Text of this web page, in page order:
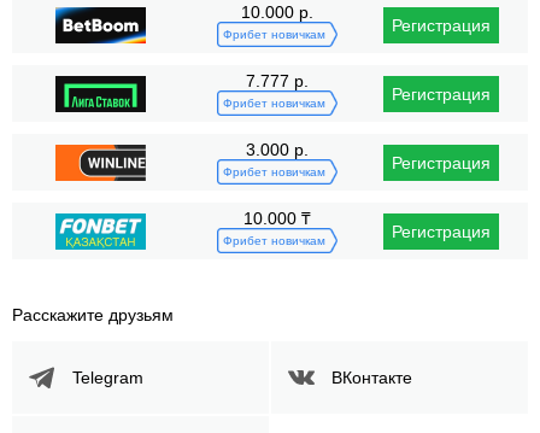
10.000 р.
Фрибет новичкам Регистрация
7.777 р.
Фрибет новичкам Регистрация
3.000 р.
Фрибет новичкам Регистрация
10.000 ₸
Фрибет новичкам Регистрация
Расскажите друзьям
Telegram ВКонтакте